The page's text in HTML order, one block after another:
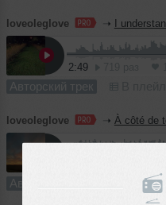
loveoleglove ➝ I
2:49
Авторский трек
loveoleglove ➝ À côté de
Авторский трек В